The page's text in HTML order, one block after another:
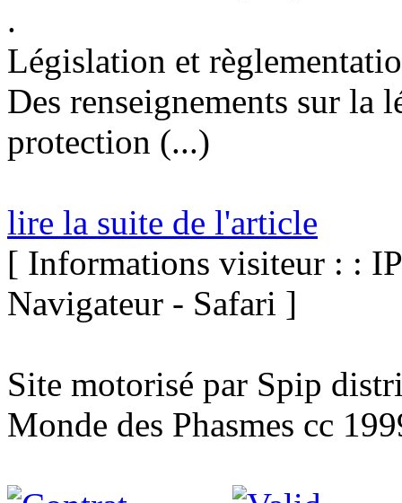
.
Législation et
Des renseignements sur la
protection (...)
lire la suite de l'article
[ Informations visiteur : :
Navigateur - Safari ]
Site motorisé par Spip
Monde des Phasmes cc